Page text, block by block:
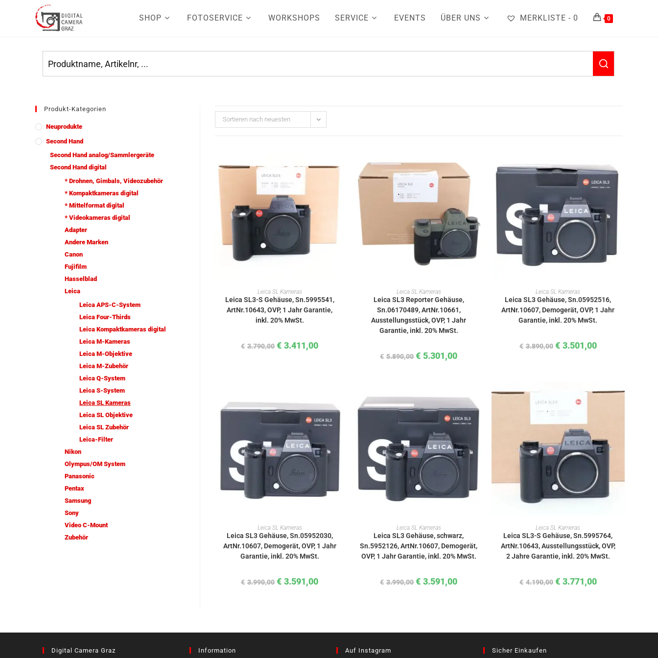
SHOP FOTOSERVICE WORKSHOPS SERVICE EVENTS ÜBER UNS MERKLISTE - 0 0
Produkt-Kategorien
Neuprodukte
Second Hand
Second Hand analog/Sammlergeräte
Second Hand digital
* Drohnen, Gimbals, Videozubehör
* Kompaktkameras digital
* Mittelformat digital
* Videokameras digital
Adapter
Andere Marken
Canon
Fujifilm
Hasselblad
Leica
Leica APS-C-System
Leica Four-Thirds
Leica Kompaktkameras digital
Leica M-Kameras
Leica M-Objektive
Leica M-Zubehör
Leica Q-System
Leica S-System
Leica SL Kameras
Leica SL Objektive
Leica SL Zubehör
Leica-Filter
Nikon
Olympus/OM System
Panasonic
Pentax
Samsung
Sony
Video C-Mount
Zubehör
Sortieren nach neuesten
IN DEN WARENKORB
Leica SL Kameras
Leica SL3-S Gehäuse, Sn.5995541,
ArtNr.10643, OVP, 1 Jahr Garantie,
inkl. 20% MwSt.
€ 3.790,00 € 3.411,00
IN DEN WARENKORB
Leica SL Kameras
Leica SL3 Reporter Gehäuse,
Sn.06170489, ArtNr.10661,
Ausstellungsstück, OVP, 1 Jahr
Garantie, inkl. 20% MwSt.
€ 5.890,00 € 5.301,00
IN DEN WARENKORB
Leica SL Kameras
Leica SL3 Gehäuse, Sn.05952516,
ArtNr.10607, Demogerät, OVP, 1 Jahr
Garantie, inkl. 20% MwSt.
€ 3.890,00 € 3.501,00
IN DEN WARENKORB
Leica SL Kameras
Leica SL3 Gehäuse, Sn.05952030,
ArtNr.10607, Demogerät, OVP, 1 Jahr
Garantie, inkl. 20% MwSt.
€ 3.990,00 € 3.591,00
IN DEN WARENKORB
Leica SL Kameras
Leica SL3 Gehäuse, schwarz,
Sn.5952126, ArtNr.10607, Demogerät,
OVP, 1 Jahr Garantie, inkl. 20% MwSt.
€ 3.990,00 € 3.591,00
IN DEN WARENKORB
Leica SL Kameras
Leica SL3-S Gehäuse, Sn.5995764,
ArtNr.10643, Ausstellungsstück, OVP,
2 Jahre Garantie, inkl. 20% MwSt.
€ 4.190,00 € 3.771,00
Digital Camera Graz Information Auf Instagram Sicher Einkaufen